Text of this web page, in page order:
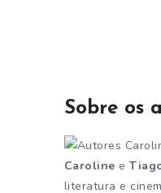
Sobre os
Caroline e
literatura e